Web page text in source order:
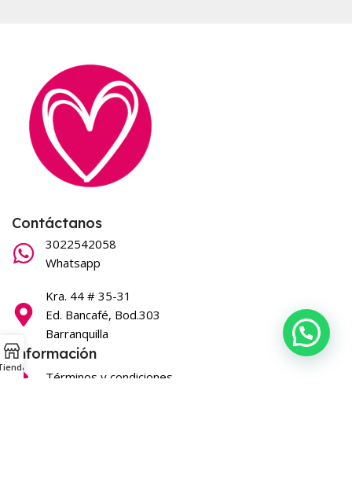
Contáctanos
3022542058
Whatsapp
Kra. 44 # 35-31
Ed. Bancafé, Bod.303
Barranquilla
Información
Términos y condiciones